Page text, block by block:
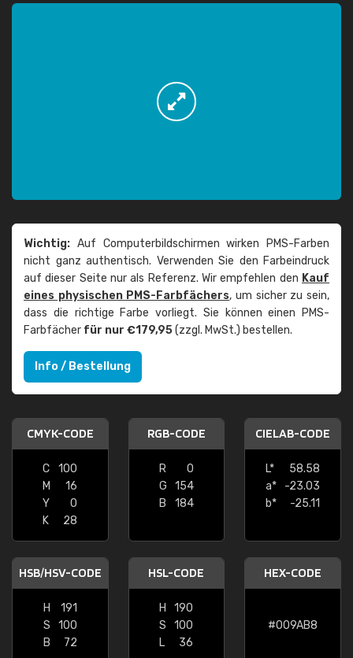
Wichtig: Auf Computerbildschirmen wirken PMS-Farben
nicht ganz authentisch. Verwenden Sie den Farbeindruck
auf dieser Seite nur als Referenz. Wir empfehlen den Kauf
eines physischen PMS-Farbfächers, um sicher zu sein,
dass die richtige Farbe vorliegt. Sie können einen PMS-
Farbfächer für nur €179,95(zzgl. MwSt.) bestellen.
Info / Bestellung
CMYK-CODE
C
100
M
16
Y
0
K
28
RGB-CODE
R
0
G
154
B
184
CIELAB-CODE
L*
58.58
a*
-23.03
b*
-25.11
HSB/HSV-CODE
H
191
S
100
B
72
HSL-CODE
H
190
S
100
L
36
HEX-CODE
#009AB8